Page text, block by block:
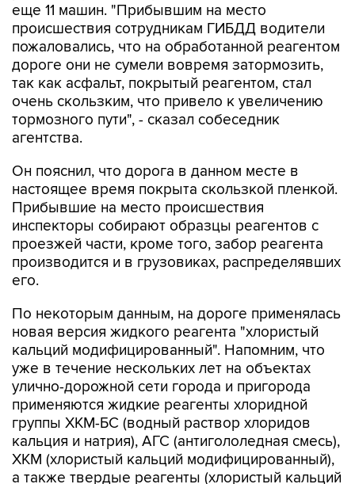
еще 11 машин. "Прибывшим на место
происшествия сотрудникам ГИБДД водители
пожаловались, что на обработанной реагентом
дороге они не сумели вовремя затормозить,
так как асфальт, покрытый реагентом, стал
очень скользким, что привело к увеличению
тормозного пути", - сказал собеседник
агентства.
Он пояснил, что дорога в данном месте в
настоящее время покрыта скользкой пленкой.
Прибывшие на место происшествия
инспекторы собирают образцы реагентов с
проезжей части, кроме того, забор реагента
производится и в грузовиках, распределявших
его.
По некоторым данным, на дороге применялась
новая версия жидкого реагента "хлористый
кальций модифицированный". Напомним, что
уже в течение нескольких лет на объектах
улично-дорожной сети города и пригорода
применяются жидкие реагенты хлоридной
группы ХКМ-БС (водный раствор хлоридов
кальция и натрия), АГС (антигололедная смесь),
ХКМ (хлористый кальций модифицированный),
а также твердые реагенты (хлористый кальций